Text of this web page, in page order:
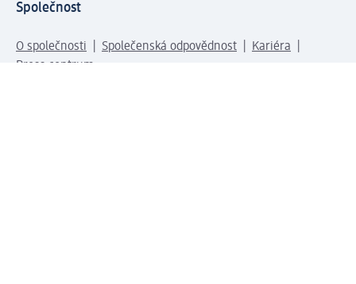
Společnost
O společnosti Společenská odpovědnost
Kariéra
Press centrum